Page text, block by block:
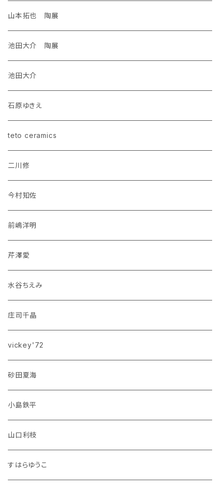
山本拓也 陶展
池田大介 陶展
池田大介
石原ゆきえ
teto ceramics
二川修
今村知佐
前嶋洋明
芹澤愛
水谷ちえみ
庄司千晶
vickey'72
砂田夏海
小島鉄平
山口利枝
すはらゆうこ